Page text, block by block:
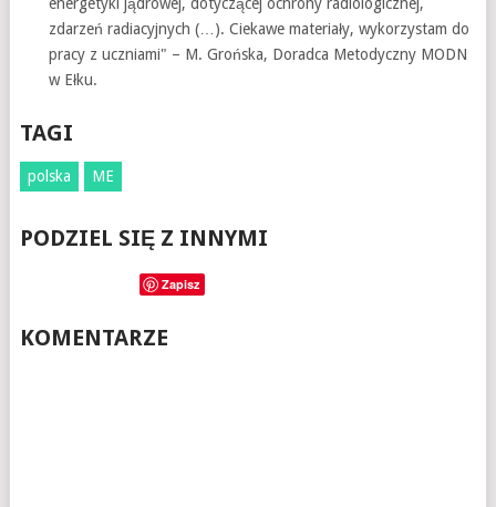
energetyki jądrowej, dotyczącej ochrony radiologicznej,
zdarzeń radiacyjnych (…). Ciekawe materiały, wykorzystam do
pracy z uczniami" – M. Grońska, Doradca Metodyczny MODN
w Ełku.
TAGI
polska ME
PODZIEL SIĘ Z INNYMI
Zapisz
KOMENTARZE